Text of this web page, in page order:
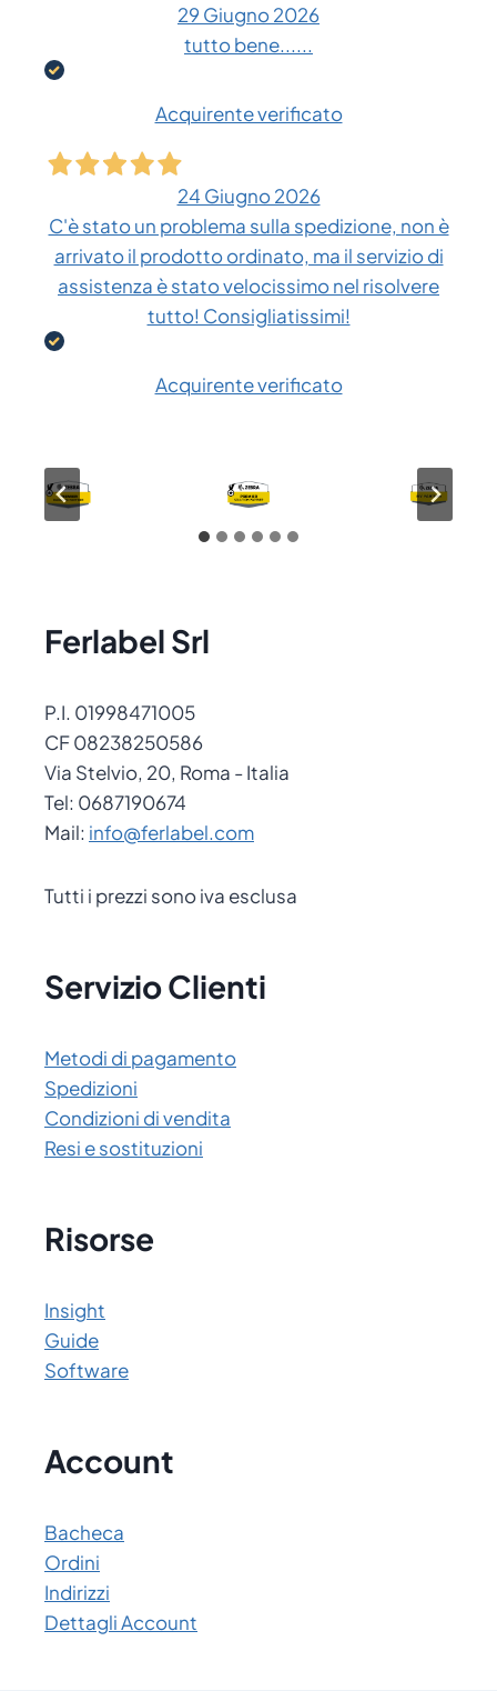
29 Giugno 2026
tutto bene......
Acquirente verificato
24 Giugno 2026
C'è stato un problema sulla spedizione, non è
arrivato il prodotto ordinato, ma il servizio di
assistenza è stato velocissimo nel risolvere
tutto! Consigliatissimi!
Acquirente verificato
Ferlabel Srl
P.I. 01998471005
CF 08238250586
Via Stelvio, 20, Roma - Italia
Tel: 0687190674
Mail: info@ferlabel.com
Tutti i prezzi sono iva esclusa
Servizio Clienti
Metodi di pagamento
Spedizioni
Condizioni di vendita
Resi e sostituzioni
Risorse
Insight
Guide
Software
Account
Bacheca
Ordini
Indirizzi
Dettagli Account